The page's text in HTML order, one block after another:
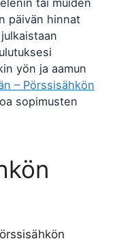
tai muiden
päivän hinnat
yön ja aamun
– Pörssisähkön
sopimusten